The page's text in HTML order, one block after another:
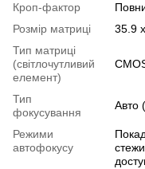
Кроп-фактор
Розмір матриці
35.9
Тип матриці
(світлочутливий
елемент)
Тип
фокусування
Авто
Режими
автофокусу